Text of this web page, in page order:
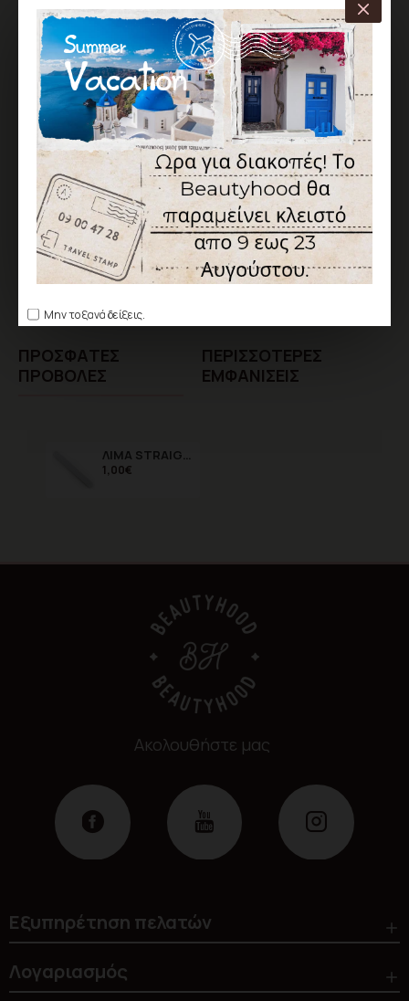
Μην το ξανά δείξεις.
ΑΞΙΟΛΌΓΗΣΗ
Δεν υπάρχουν αξιολογήσεις για το προϊόν.
ΓΡΆΨΤΕ ΜΙΑ ΑΞΙΟΛΌΓΗΣΗ
Παρακαλώ συνδεθείτε ή δημιουργήστε λογαριασμόγια να
αξιολογήσετε
Ετικέτες: λίμες μανικιούρ νύχια
ΠΡΌΣΦΑTΕΣ
ΠΡΟΒΟΛΈΣ
ΠΕΡΙΣΣΌΤΕΡΕΣ
ΕΜΦΑΝΊΣΕΙΣ
ΛΙΜΑ STRAIGHT 100/180 (1τεμ)
1,00€
Ακολουθήστε μας
Εξυπηρέτηση πελατών
Λογαριασμός